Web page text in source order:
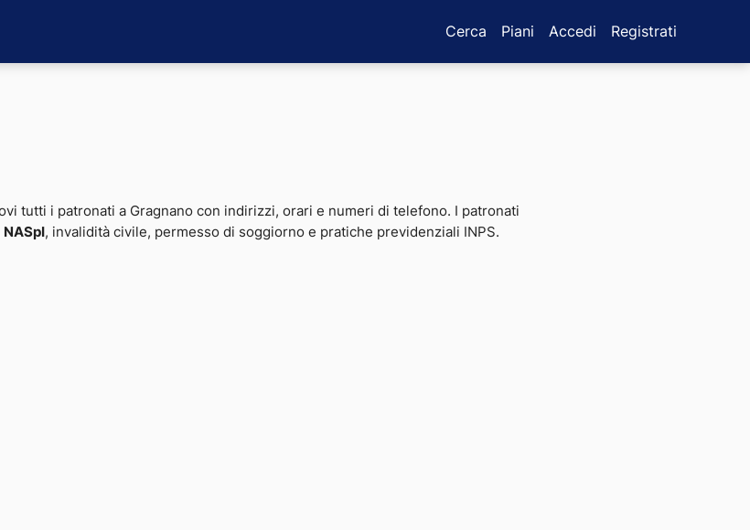
Cerca Piani Accedi Registrati
tutti i patronati a Gragnano con indirizzi, orari e numeri di telefono. I patronati
NASpI , invalidità civile, permesso di soggiorno e pratiche previdenziali INPS.